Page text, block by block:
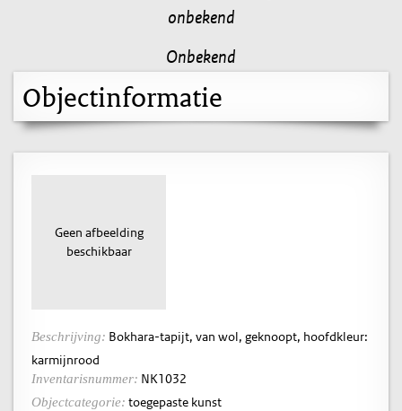
onbekend
Onbekend
Objectinformatie
Geen afbeelding
beschikbaar
Beschrijving: Bokhara-tapijt, van wol, geknoopt, hoofdkleur:
karmijnrood
Inventarisnummer: NK1032
Objectcategorie: toegepaste kunst